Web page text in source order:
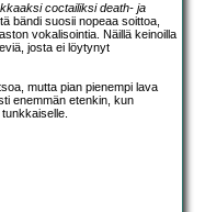
coctailiksi death- ja
bändi suosii nopeaa soittoa,
vokalisointia. Näillä keinoilla
josta ei löytynyt
mutta pian pienempi lava
enemmän etenkin, kun